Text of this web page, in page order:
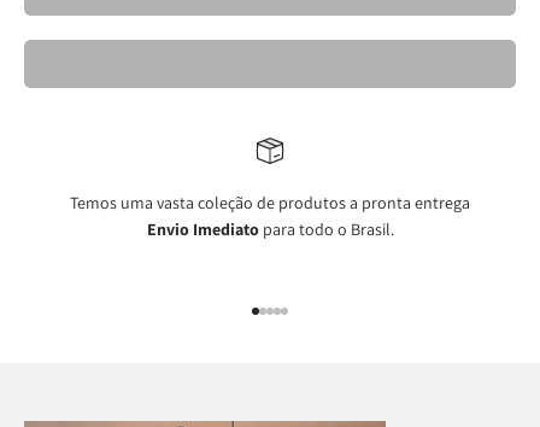
Mesas de Jantar Elegantes- Kravo
Temos uma vasta coleção de produtos a pronta entrega
Envio Imediatopara todo o Brasil.